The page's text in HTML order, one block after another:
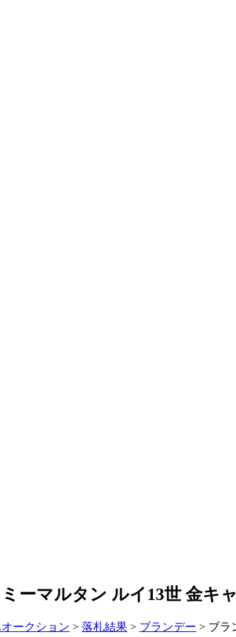
ーマルタン ルイ13世 金キ
ークション > 落札結果 > ブランデー > ブラ